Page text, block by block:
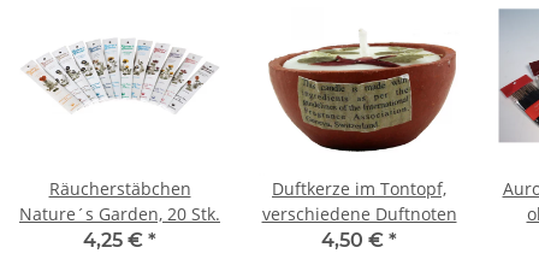
Räucherstäbchen
Nature´s Garden, 20 Stk.
4,25 € *
Duftkerze im Tontopf,
verschiedene Duftnoten
4,50 € *